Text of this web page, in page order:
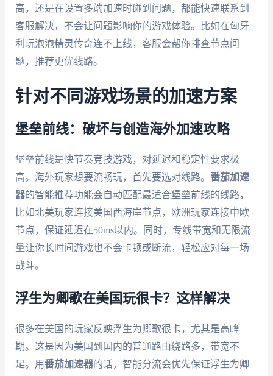
高，还是在设置多端加速时碰到问题，都能快速联系到
客服解决，不会让问题影响你的游戏体验。比如在匈牙
利玩泡泡精灵传奇连不上线，客服会帮你排查节点问
题，推荐更优线路。
针对不同游戏场景的加速方案
堡垒前线：破坏与创造海外加速攻略
堡垒前线是快节奏竞技游戏，对延迟和稳定性要求极
高。海外玩家想要流畅玩，首先要选对线路。 番茄加速
器的智能推荐功能会自动匹配最适合堡垒前线的线路，
比如北美玩家连接美国西海岸节点，欧洲玩家连接中欧
节点，保证延迟在50ms以内。同时，专线带宽和无限流
量让你长时间游戏也不会卡顿或断流，轻松应对每一场
战斗。
浮生为卿歌在美国玩很卡？这样解决
很多在美国的玩家反映浮生为卿歌很卡，尤其是高峰
期。这是因为美国到国内的普通路由绕路多，带宽不
足。用番茄加速器的话，智能分流会优先保证浮生为卿